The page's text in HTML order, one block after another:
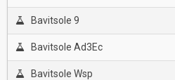
Bavitsole 9
Bavitsole Ad3Ec
Bavitsole Wsp